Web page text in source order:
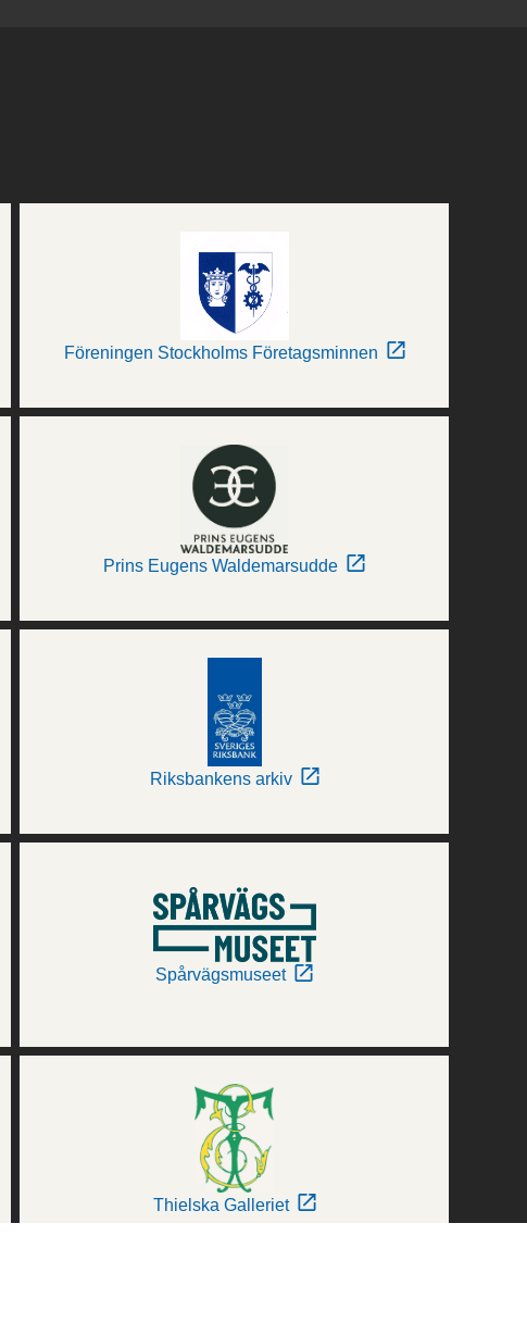
Föreningen Stockholms Företagsminnen
Prins Eugens Waldemarsudde
Riksbankens arkiv
Spårvägsmuseet
Thielska Galleriet